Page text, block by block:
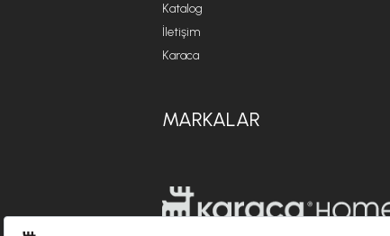
Katalog
İletişim
Karaca
MARKALAR